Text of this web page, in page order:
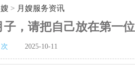
> 月嫂服务资讯
子，请把自己放在第一位
次 2025-10-11